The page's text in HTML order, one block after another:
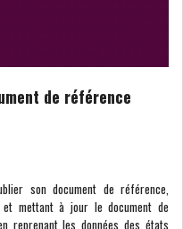
VERTE AU
: ENTRE OPPO...de référence
son document de référence,
mettant à jour le document de
reprenant les données des états